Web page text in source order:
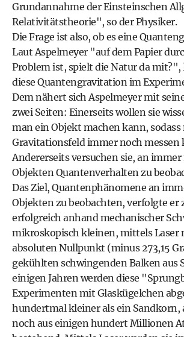
Grundannahme der Einsteinschen
Relativitätstheorie", so der Physiker.
Die Frage ist also, ob es eine
Laut Aspelmeyer "auf dem Papier
Problem ist, spielt die Natur da mit?",
diese Quantengravitation im
Dem nähert sich Aspelmeyer mit
zwei Seiten: Einerseits wollen sie
man ein Objekt machen kann, sodass
Gravitationsfeld immer noch messen
Andererseits versuchen sie, an immer
Objekten Quantenverhalten zu
Das Ziel, Quantenphänomene an
Objekten zu beobachten, verfolgte er
erfolgreich anhand mechanischer
mikroskopisch kleinen, mittels Laser
absoluten Nullpunkt (minus 273,15
gekühlten schwingenden Balken aus
einigen Jahren werden diese
Experimenten mit Glaskügelchen
hundertmal kleiner als ein Sandkorn,
noch aus einigen hundert Millionen